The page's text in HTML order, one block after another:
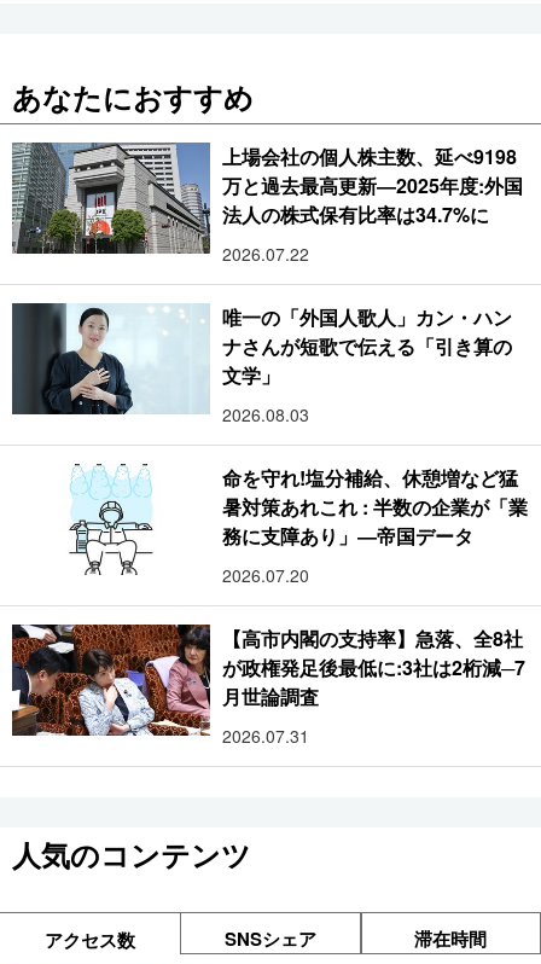
あなたにおすすめ
上場会社の個人株主数、延べ9198
万と過去最高更新―2025年度:外国
法人の株式保有比率は34.7%に
2026.07.22
唯一の「外国人歌人」カン・ハン
ナさんが短歌で伝える「引き算の
文学」
2026.08.03
命を守れ!塩分補給、休憩増など猛
暑対策あれこれ : 半数の企業が「業
務に支障あり」―帝国データ
2026.07.20
【高市内閣の支持率】急落、全8社
が政権発足後最低に:3社は2桁減─7
月世論調査
2026.07.31
人気のコンテンツ
アクセス数 SNSシェア 滞在時間